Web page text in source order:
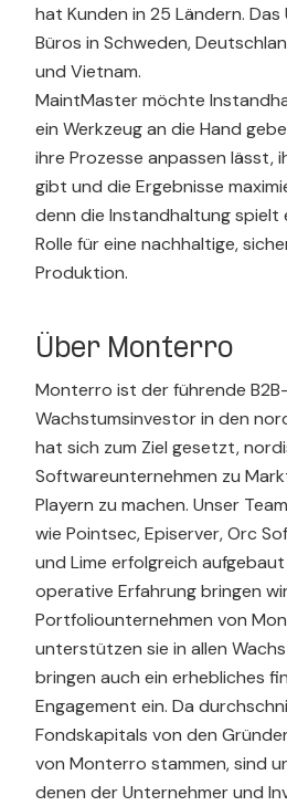
hat Kunden in 25 Ländern.
Büros in Schweden,
und Vietnam.
MaintMaster möchte
ein Werkzeug an die Hand
ihre Prozesse anpassen lässt,
gibt und die Ergebnisse
denn die Instandhaltung spielt
Rolle für eine nachhaltige,
Produktion.
Über Monterro
Monterro ist der führende
Wachstumsinvestor in den
hat sich zum Ziel gesetzt,
Softwareunternehmen zu
Playern zu machen. Unser
wie Pointsec, Episerver, Orc
und Lime erfolgreich
operative Erfahrung bringen
Portfoliounternehmen von
unterstützen sie in allen
bringen auch ein erhebliches
Engagement ein. Da
Fondskapitals von den
von Monterro stammen, sind
denen der Unternehmer und